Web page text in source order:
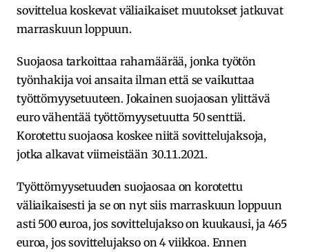
sovittelua koskevat väliaikaiset muutokset jatkuvat
marraskuun loppuun.
Suojaosa tarkoittaa rahamäärää, jonka työtön
työnhakija voi ansaita ilman että se vaikuttaa
työttömyysetuuteen. Jokainen suojaosan ylittävä
euro vähentää työttömyysetuutta 50 senttiä.
Korotettu suojaosa koskee niitä sovittelujaksoja,
jotka alkavat viimeistään 30.11.2021.
Työttömyysetuuden suojaosaa on korotettu
väliaikaisesti ja se on nyt siis marraskuun loppuun
asti 500 euroa, jos sovittelujakso on kuukausi, ja 465
euroa, jos sovittelujakso on 4 viikkoa. Ennen